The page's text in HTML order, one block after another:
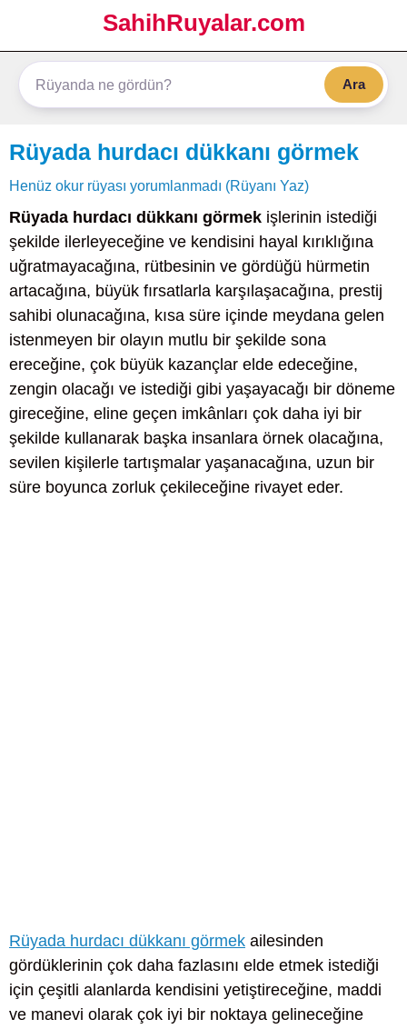
SahihRuyalar.com
Ara
Rüyada hurdacı dükkanı görmek
Henüz okur rüyası yorumlanmadı (Rüyanı Yaz)
Rüyada hurdacı dükkanı görmek işlerinin istediği
şekilde ilerleyeceğine ve kendisini hayal kırıklığına
uğratmayacağına, rütbesinin ve gördüğü hürmetin
artacağına, büyük fırsatlarla karşılaşacağına, prestij
sahibi olunacağına, kısa süre içinde meydana gelen
istenmeyen bir olayın mutlu bir şekilde sona
ereceğine, çok büyük kazançlar elde edeceğine,
zengin olacağı ve istediği gibi yaşayacağı bir döneme
gireceğine, eline geçen imkânları çok daha iyi bir
şekilde kullanarak başka insanlara örnek olacağına,
sevilen kişilerle tartışmalar yaşanacağına, uzun bir
süre boyunca zorluk çekileceğine rivayet eder.
Rüyada hurdacı dükkanı görmek ailesinden
gördüklerinin çok daha fazlasını elde etmek istediği
için çeşitli alanlarda kendisini yetiştireceğine, maddi
ve manevi olarak çok iyi bir noktaya gelineceğine